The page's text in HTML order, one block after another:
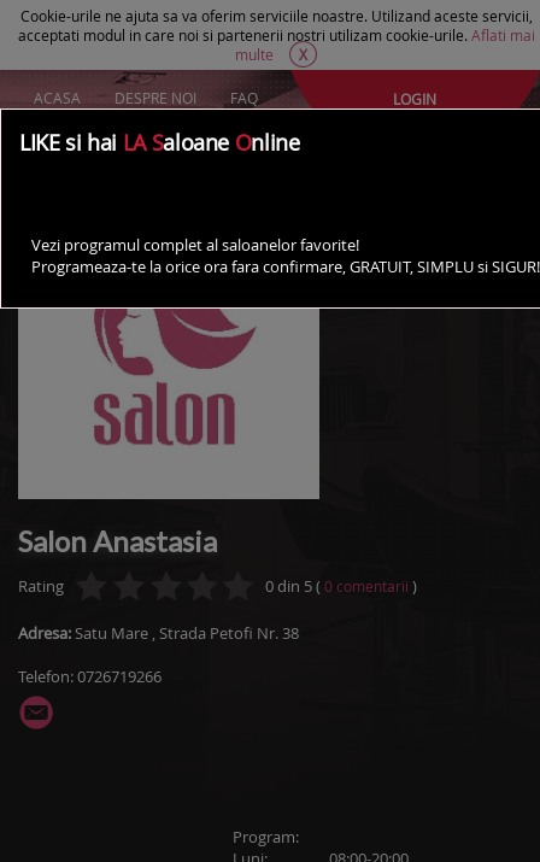
Cookie-urile ne ajuta sa va oferim serviciile noastre. Utilizand aceste servicii,
acceptati modul in care noi si partenerii nostri utilizam cookie-urile. Aflati mai
multe
X
ACASA DESPRE NOI FAQ
AI UN SALON?
LOGIN
Salon Anastasia
Rating 0din 5( 0 comentarii )
Adresa:Satu Mare , Strada Petofi Nr. 38
Telefon: 0726719266
Program:
LIKE si hai LA Saloane Online
Vezi programul complet al saloanelor favorite!
Programeaza-te la orice ora fara confirmare, GRATUIT, SIMPLU si SIGUR!